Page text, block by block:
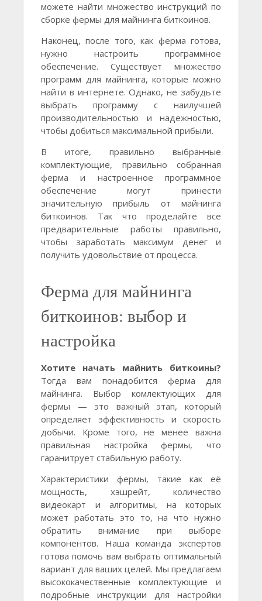
можете найти множество инструкций по
сборке фермы для майнинга биткоинов.
Наконец, после того, как ферма готова,
нужно настроить программное
обеспечение. Существует множество
программ для майнинга, которые можно
найти в интернете. Однако, не забудьте
выбрать программу с наилучшей
производительностью и надежностью,
чтобы добиться максимальной прибыли.
В итоге, правильно выбранные
комплектующие, правильно собранная
ферма и настроенное программное
обеспечение могут принести
значительную прибыль от майнинга
биткоинов. Так что проделайте все
предварительные работы правильно,
чтобы заработать максимум денег и
получить удовольствие от процесса.
Ферма для майнинга
биткоинов: выбор и
настройка
Хотите начать майнить биткоины?
Тогда вам понадобится ферма для
майнинга. Выбор комлектующих для
фермы — это важный этап, который
определяет эффективность и скорость
добычи. Кроме того, не менее важна
правильная настройка фермы, что
гаранитрует стабильную работу.
Характеристики фермы, такие как её
мощность, хэшрейт, количество
видеокарт и алгоритмы, на которых
может работать это то, на что нужно
обратить внимание при выборе
компонентов. Наша команда экспертов
готова помочь вам выбрать оптимальный
вариант для ваших целей. Мы предлагаем
высококачественные комплектующие и
подробные инструкции для настройки